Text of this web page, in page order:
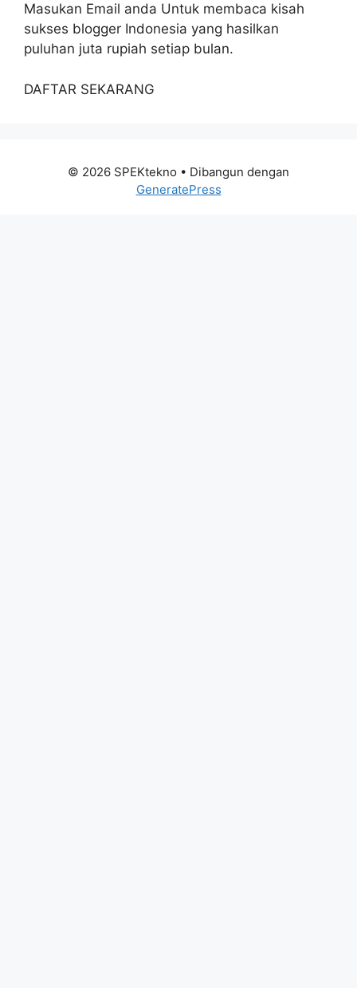
Masukan Email anda Untuk membaca kisah
sukses blogger Indonesia yang hasilkan
puluhan juta rupiah setiap bulan.
DAFTAR SEKARANG
© 2026 SPEKtekno • Dibangun dengan
GeneratePress